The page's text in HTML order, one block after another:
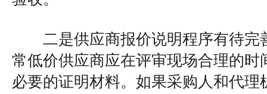
二是供应商报价说明程序有待完
常低价供应商应在评审现场合理的时
必要的证明材料。如果采购人和代理